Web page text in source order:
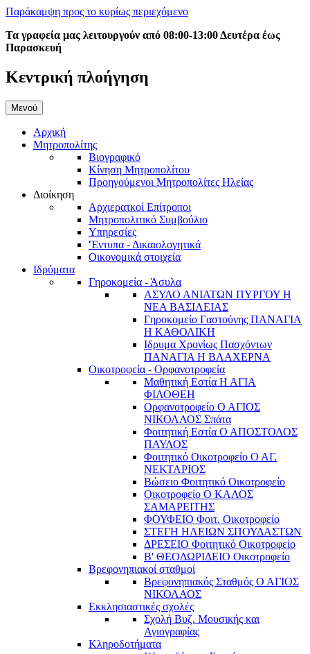
Παράκαμψη προς το κυρίως περιεχόμενο
Τα γραφεία μας λειτουργούν από 08:00-13:00 Δευτέρα έως
Παρασκευή
Κεντρική πλοήγηση
Μενού
Αρχική
Μητροπολίτης
Βιογραφικό
Κίνηση Μητροπολίτου
Προηγούμενοι Μητροπολίτες Ηλείας
Διοίκηση
Αρχιερατκοί Επίτροποι
Μητροπολιτικό Συμβούλιο
Υπηρεσίες
'Έντυπα - Δικαιολογητικά
Οικονομικά στοιχεία
Ιδρύματα
Γηροκομεία - Άσυλα
ΑΣΥΛΟ ΑΝΙΑΤΩΝ ΠΥΡΓΟΥ Η
ΝΕΑ ΒΑΣΙΛΕΙΑΣ
Γηροκομείο Γαστούνης ΠΑΝΑΓΙΑ
Η ΚΑΘΟΛΙΚΗ
Ιδρυμα Χρονίως Πασχόντων
ΠΑΝΑΓΙΑ Η ΒΛΑΧΕΡΝΑ
Οικοτροφεία - Ορφανοτροφεία
Μαθητική Εστία Η ΑΓΙΑ
ΦΙΛΟΘΕΗ
Ορφανοτροφείο Ο ΑΓΙΟΣ
ΝΙΚΟΛΑΟΣ Σπάτα
Φοιτητική Εστία Ο ΑΠΟΣΤΟΛΟΣ
ΠΑΥΛΟΣ
Φοιτητικό Οικοτροφείο Ο ΑΓ.
ΝΕΚΤΑΡΙΟΣ
Βώσειο Φοιτητικό Οικοτροφείο
Οικοτροφείο Ο ΚΑΛΟΣ
ΣΑΜΑΡΕΙΤΗΣ
ΦΟΥΦΕΙΟ Φοιτ. Οικοτροφείο
ΣΤΕΓΗ ΗΛΕΙΩΝ ΣΠΟΥΔΑΣΤΩΝ
ΔΡΕΣΕΙΟ Φοιτητικό Οικοτροφείο
Β' ΘΕΟΔΩΡΙΔΕΙΟ Οικοτροφείο
Βρεφονηπιακοί σταθμοί
Βρεφονηπιακός Σταθμός Ο ΑΓΙΟΣ
ΝΙΚΟΛΑΟΣ
Εκκλησιαστικές σχολές
Σχολή Βυζ. Μουσικής και
Αγιογραφίας
Κληροδοτήματα